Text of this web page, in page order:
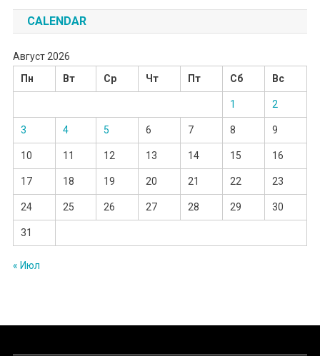
CALENDAR
Август 2026
Пн
Вт Ср Чт Пт Сб Вс
1 2
3 4 5 6 7 8 9
10 11 12 13 14 15 16
17 18 19 20 21 22 23
24 25 26 27 28 29 30
31
« Июл